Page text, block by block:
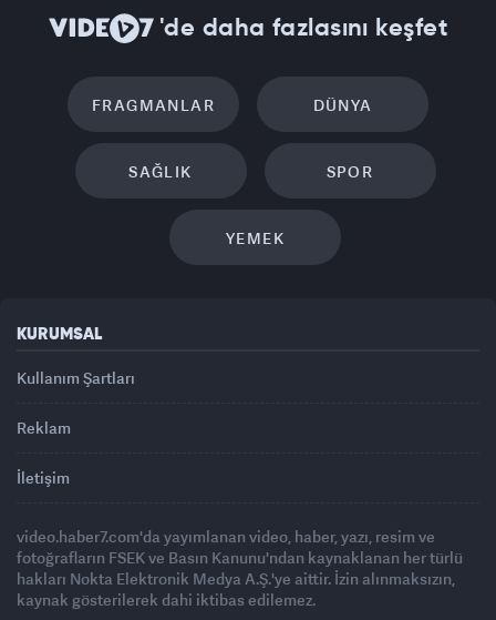
'de daha fazlasını keşfet
FRAGMANLAR DÜNYA
SAĞLIK SPOR
YEMEK
KURUMSAL
Kullanım Şartları
Reklam
İletişim
video.haber7.com'da yayımlanan video, haber, yazı, resim ve
fotoğrafların FSEK ve Basın Kanunu'ndan kaynaklanan her türlü
hakları Nokta Elektronik Medya A.Ş.'ye aittir. İzin alınmaksızın,
kaynak gösterilerek dahi iktibas edilemez.